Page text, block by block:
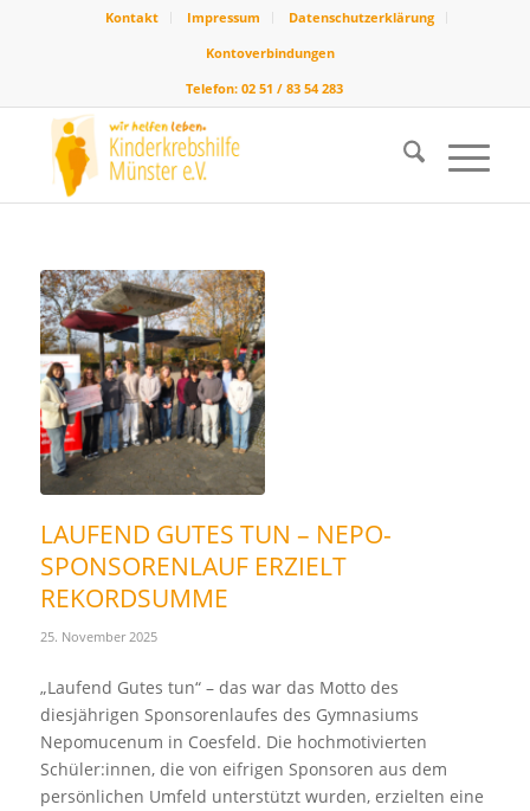
Kontakt Impressum
Datenschutzerklärung
Kontoverbindungen
Telefon: 02 51 / 83 54 283
LAUFEND GUTES TUN – NEPO-
SPONSORENLAUF ERZIELT
REKORDSUMME
25. November 2025
„Laufend Gutes tun“ – das war das Motto des
diesjährigen Sponsorenlaufes des Gymnasiums
Nepomucenum in Coesfeld. Die hochmotivierten
Schüler:innen, die von eifrigen Sponsoren aus dem
persönlichen Umfeld unterstützt wurden, erzielten eine